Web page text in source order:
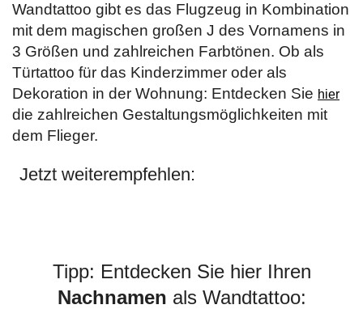
Wandtattoo gibt es das Flugzeug in Kombination
mit dem magischen großen J des Vornamens in
3 Größen und zahlreichen Farbtönen. Ob als
Türtattoo für das Kinderzimmer oder als
Dekoration in der Wohnung: Entdecken Sie hier
die zahlreichen Gestaltungsmöglichkeiten mit
dem Flieger.
Jetzt weiterempfehlen:
Tipp: Entdecken Sie hier Ihren
Nachnamen als Wandtattoo: